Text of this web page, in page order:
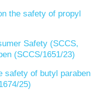
the safety of propyl
Safety (SCCS,
(SCCS/1651/23)
safety of butyl paraben
25)